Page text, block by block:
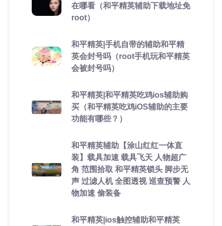
在哪看（和平精英辅助下载地址免
root）
和平精英|手机自带的辅助和平精
英会封号吗（root手机玩和平精英
会被封号吗）
和平精英|和平精英吃鸡ios辅助购
买（和平精英吃鸡iOS辅助的主要
功能有哪些？）
和平精英辅助【涂山红红一体直
装】载具加速 载具飞天 人物超广
角 范围拾取 和平精英锁头 脚步无
声 过滤人机 全图透视 巡查预警 人
物加速 偷装备
和平精英|ios触控辅助和平精英